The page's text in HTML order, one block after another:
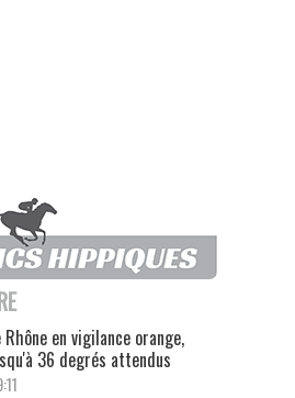
Rhône en vigilance orange,
36 degrés attendus